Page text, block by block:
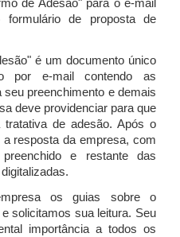
de Adesão" para o e-mail
formulário de proposta de
é um documento único
por e-mail contendo as
preenchimento e demais
deve providenciar para que
de adesão. Após o
resposta da empresa, com
e restante das
os guias sobre o
solicitamos sua leitura. Seu
importância a todos os